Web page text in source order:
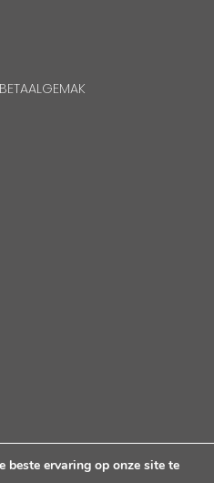
beste ervaring op onze site te